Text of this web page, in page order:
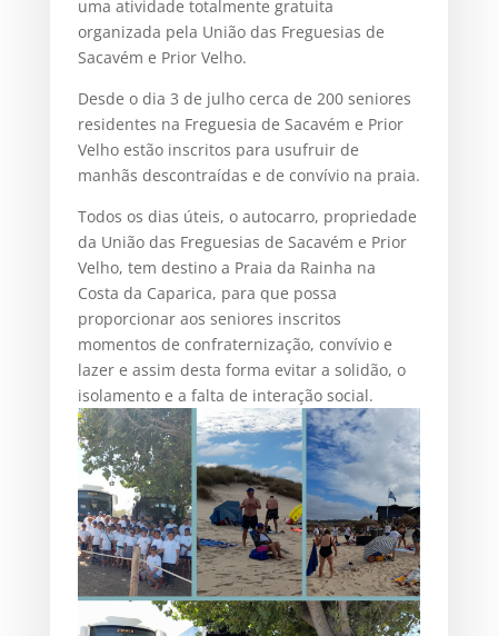
uma atividade totalmente gratuita
organizada pela União das Freguesias de
Sacavém e Prior Velho.
Desde o dia 3 de julho cerca de 200 seniores
residentes na Freguesia de Sacavém e Prior
Velho estão inscritos para usufruir de
manhãs descontraídas e de convívio na praia.
Todos os dias úteis, o autocarro, propriedade
da União das Freguesias de Sacavém e Prior
Velho, tem destino a Praia da Rainha na
Costa da Caparica, para que possa
proporcionar aos seniores inscritos
momentos de confraternização, convívio e
lazer e assim desta forma evitar a solidão, o
isolamento e a falta de interação social.